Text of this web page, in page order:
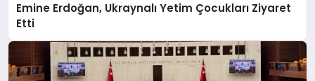
Emine Erdoğan, Ukraynalı Yetim Çocukları Ziyaret
Etti